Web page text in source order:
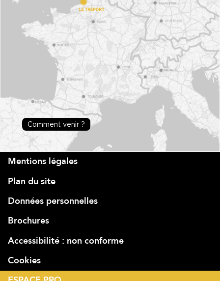
Comment venir ?
Mentions légales
Plan du site
Données personnelles
Brochures
Accessibilité : non conforme
Cookies